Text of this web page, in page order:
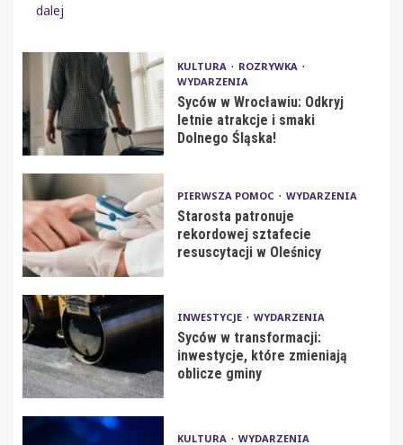
dalej
KULTURA
ROZRYWKA
WYDARZENIA
Syców w Wrocławiu: Odkryj
letnie atrakcje i smaki
Dolnego Śląska!
PIERWSZA POMOC WYDARZENIA
Starosta patronuje
rekordowej sztafecie
resuscytacji w Oleśnicy
INWESTYCJE WYDARZENIA
Syców w transformacji:
inwestycje, które zmieniają
oblicze gminy
KULTURA WYDARZENIA